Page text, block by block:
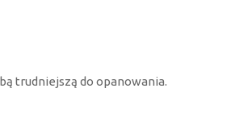
trudniejszą do opanowania.